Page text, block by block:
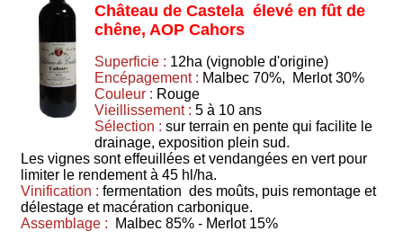
Château de Castela élevé en fût de
chêne, AOP Cahors
Superficie : 12ha (vignoble d'origine)
Encépagement : Malbec 70%, Merlot 30%
Couleur : Rouge
Vieillissement : 5 à 10 ans
Sélection : sur terrain en pente qui facilite le
drainage, exposition plein sud.
Les vignes sont effeuillées et vendangées en vert pour
limiter le rendement à 45 hl/ha.
Vinification : fermentation des moûts, puis remontage et
délestage et macération carbonique.
Assemblage :
Malbec 85% - Merlot 15%